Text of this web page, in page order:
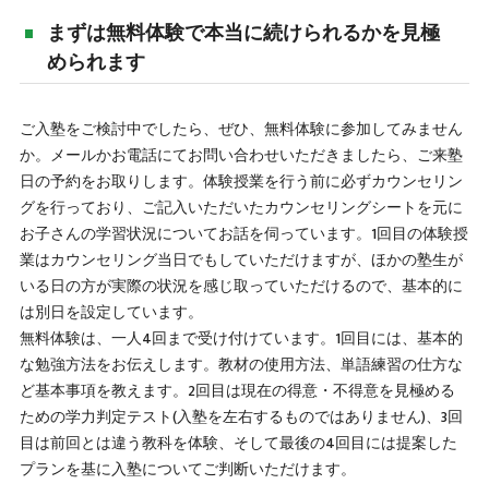
まずは無料体験で本当に続けられるかを見極
められます
ご入塾をご検討中でしたら、ぜひ、無料体験に参加してみません
か。メールかお電話にてお問い合わせいただきましたら、ご来塾
日の予約をお取りします。体験授業を行う前に必ずカウンセリン
グを行っており、ご記入いただいたカウンセリングシートを元に
お子さんの学習状況についてお話を伺っています。1回目の体験授
業はカウンセリング当日でもしていただけますが、ほかの塾生が
いる日の方が実際の状況を感じ取っていただけるので、基本的に
は別日を設定しています。
無料体験は、一人4回まで受け付けています。1回目には、基本的
な勉強方法をお伝えします。教材の使用方法、単語練習の仕方な
ど基本事項を教えます。2回目は現在の得意・不得意を見極める
ための学力判定テスト(入塾を左右するものではありません)、3回
目は前回とは違う教科を体験、そして最後の4回目には提案した
プランを基に入塾についてご判断いただけます。